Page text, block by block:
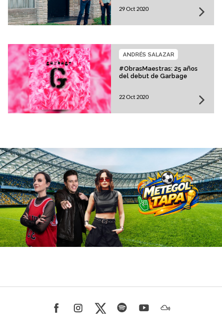
29 Oct 2020
#ObrasMaestras: 25 años
del debut de Garbage
ANDRÉS SALAZAR
22 Oct 2020